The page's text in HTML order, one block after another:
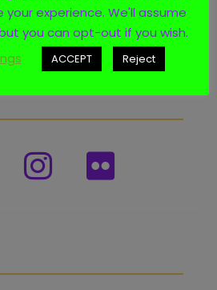
experience. We'll assume
you can opt-out if you wish.
ACCEPT Reject